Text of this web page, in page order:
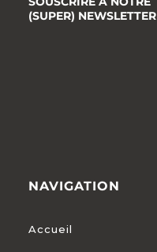
(SUPER) NEWSLETTER
NAVIGATION
Accueil